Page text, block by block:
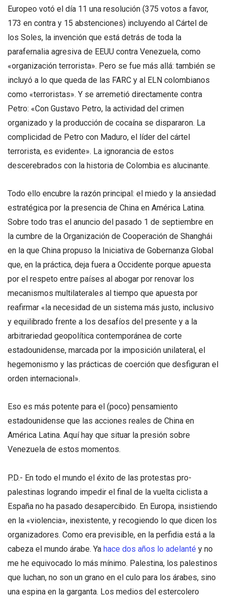
Europeo votó el día 11 una resolución (375 votos a favor,
173 en contra y 15 abstenciones) incluyendo al Cártel de
los Soles, la invención que está detrás de toda la
parafernalia agresiva de EEUU contra Venezuela, como
«organización terrorista». Pero se fue más allá: también se
incluyó a lo que queda de las FARC y al ELN colombianos
como «terroristas». Y se arremetió directamente contra
Petro: «Con Gustavo Petro, la actividad del crimen
organizado y la producción de cocaína se dispararon. La
complicidad de Petro con Maduro, el líder del cártel
terrorista, es evidente». La ignorancia de estos
descerebrados con la historia de Colombia es alucinante.
Todo ello encubre la razón principal: el miedo y la ansiedad
estratégica por la presencia de China en América Latina.
Sobre todo tras el anuncio del pasado 1 de septiembre en
la cumbre de la Organización de Cooperación de Shanghái
en la que China propuso la Iniciativa de Gobernanza Global
que, en la práctica, deja fuera a Occidente porque apuesta
por el respeto entre países al abogar por renovar los
mecanismos multilaterales al tiempo que apuesta por
reafirmar «la necesidad de un sistema más justo, inclusivo
y equilibrado frente a los desafíos del presente y a la
arbitrariedad geopolítica contemporánea de corte
estadounidense, marcada por la imposición unilateral, el
hegemonismo y las prácticas de coerción que desfiguran el
orden internacional».
Eso es más potente para el (poco) pensamiento
estadounidense que las acciones reales de China en
América Latina. Aquí hay que situar la presión sobre
Venezuela de estos momentos.
P.D.- En todo el mundo el éxito de las protestas pro-
palestinas logrando impedir el final de la vuelta ciclista a
España no ha pasado desapercibido. En Europa, insistiendo
en la «violencia», inexistente, y recogiendo lo que dicen los
organizadores. Como era previsible, en la perfidia está a la
cabeza el mundo árabe. Ya hace dos años lo adelanté y no
me he equivocado lo más mínimo. Palestina, los palestinos
que luchan, no son un grano en el culo para los árabes, sino
una espina en la garganta. Los medios del estercolero